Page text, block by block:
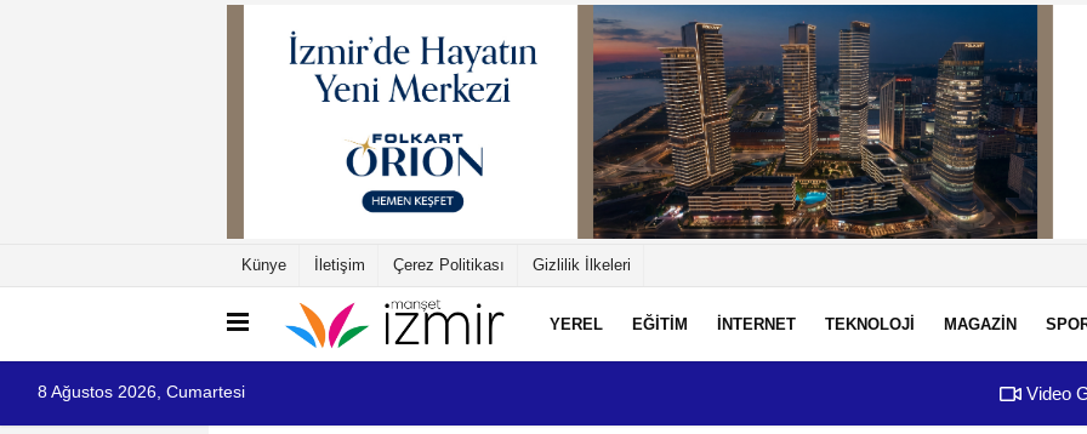
Künye İletişim Çerez Politikası Gizlilik İlkeleri
YEREL EĞİTİM İNTERNET TEKNOLOJİ MAGAZİN
8 Ağustos 2026, Cumartesi Video